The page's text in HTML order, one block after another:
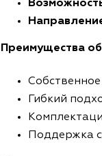
Преимущества
Гибкий
Поддержка